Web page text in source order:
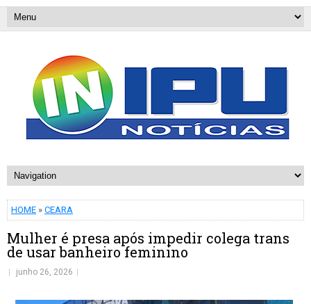
HOME » CEARA
Mulher é presa após impedir colega trans
de usar banheiro feminino
junho 26, 2026